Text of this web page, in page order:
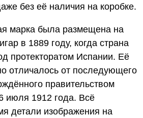
без её наличия на коробке.
марка была размещена на
в 1889 году, когда страна
протекторатом Испании. Её
отличалось от последующего
правительством
июля 1912 года. Всё
детали изображения на